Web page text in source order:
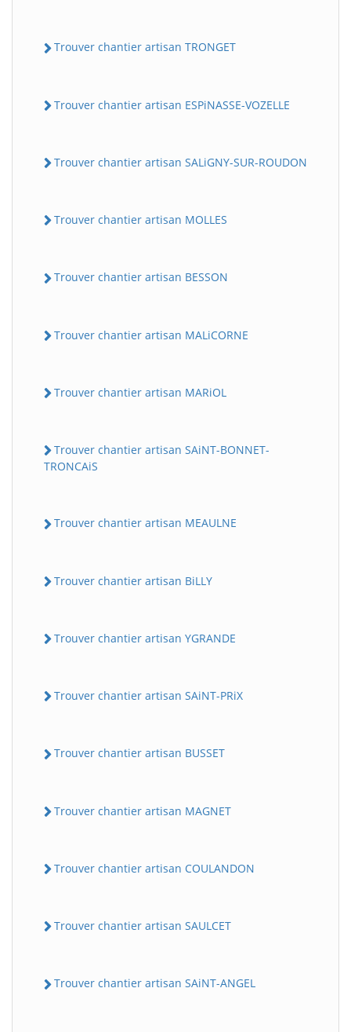
Trouver chantier artisan TRONGET
Trouver chantier artisan ESPiNASSE-VOZELLE
Trouver chantier artisan SALiGNY-SUR-ROUDON
Trouver chantier artisan MOLLES
Trouver chantier artisan BESSON
Trouver chantier artisan MALiCORNE
Trouver chantier artisan MARiOL
Trouver chantier artisan SAiNT-BONNET-
TRONCAiS
Trouver chantier artisan MEAULNE
Trouver chantier artisan BiLLY
Trouver chantier artisan YGRANDE
Trouver chantier artisan SAiNT-PRiX
Trouver chantier artisan BUSSET
Trouver chantier artisan MAGNET
Trouver chantier artisan COULANDON
Trouver chantier artisan SAULCET
Trouver chantier artisan SAiNT-ANGEL